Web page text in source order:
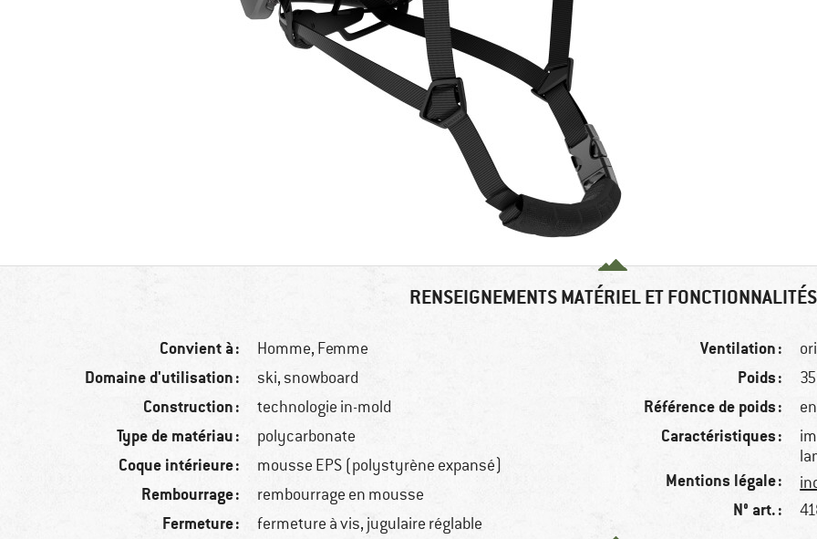
RENSEIGNEMENTS MATÉRIEL ET FONCTIONNALITÉS
Convient à : Homme, Femme
Domaine d'utilisation : ski, snowboard
Construction : technologie in-mold
Type de matériau : polycarbonate
Coque intérieure : mousse EPS (polystyrène expansé)
Rembourrage : rembourrage en mousse
Fermeture : fermeture à vis, jugulaire réglable
Ventilation :
Poids :
Référence de poids :
Caractéristiques :
Mentions légale :
N° art. :